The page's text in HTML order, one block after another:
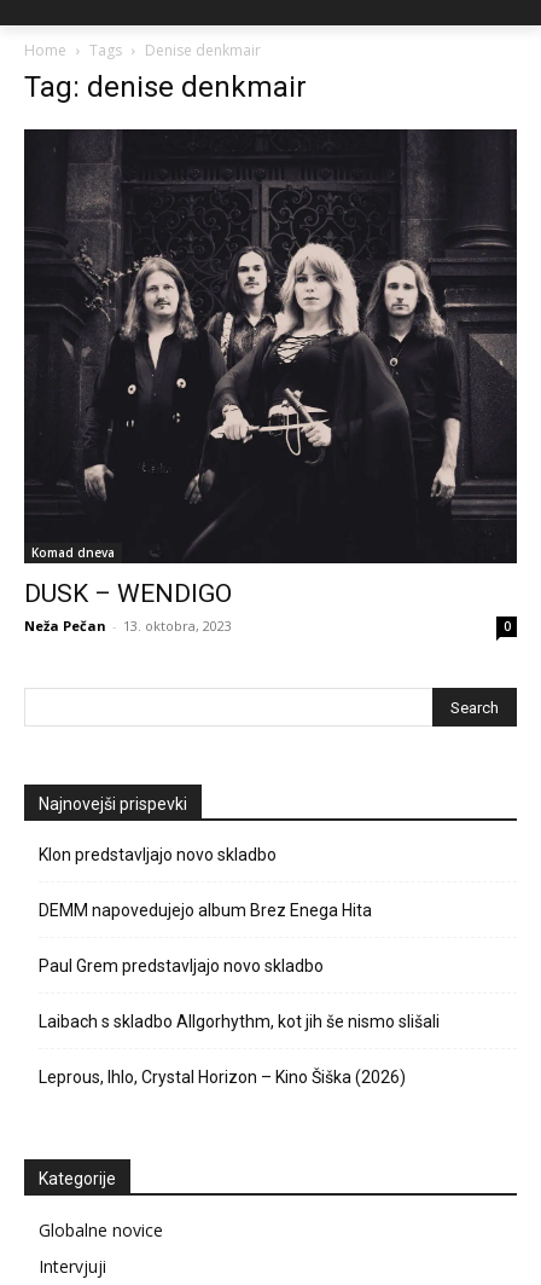
Home Tags Denise denkmair
Tag: denise denkmair
Komad dneva
DUSK – WENDIGO
Neža Pečan - 13. oktobra, 2023 0
Najnovejši prispevki
Klon predstavljajo novo skladbo
DEMM napovedujejo album Brez Enega Hita
Paul Grem predstavljajo novo skladbo
Laibach s skladbo Allgorhythm, kot jih še nismo slišali
Leprous, Ihlo, Crystal Horizon – Kino Šiška (2026)
Kategorije
Globalne novice
Intervjuji